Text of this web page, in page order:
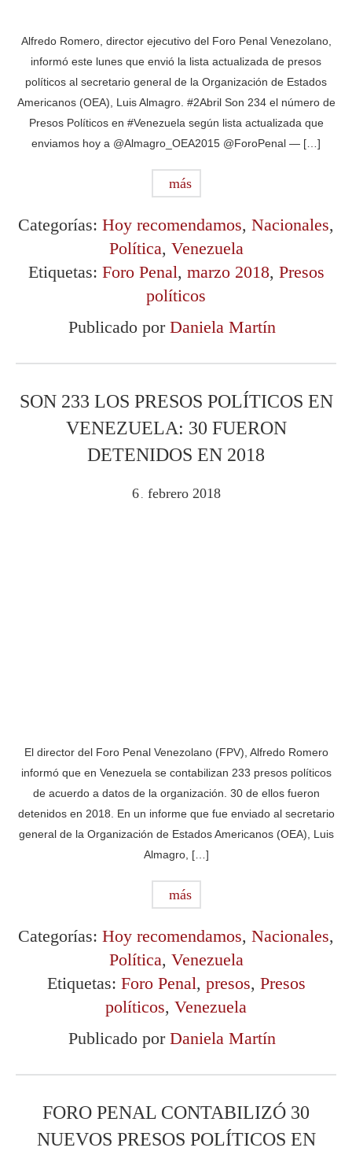
Alfredo Romero, director ejecutivo del Foro Penal Venezolano,
informó este lunes que envió la lista actualizada de presos
políticos al secretario general de la Organización de Estados
Americanos (OEA), Luis Almagro. #2Abril Son 234 el número de
Presos Políticos en #Venezuela según lista actualizada que
enviamos hoy a @Almagro_OEA2015 @ForoPenal — […]
más
Categorías: Hoy recomendamos, Nacionales,
Política, Venezuela
Etiquetas: Foro Penal, marzo 2018, Presos
políticos
Publicado por Daniela Martín
SON 233 LOS PRESOS POLÍTICOS EN
VENEZUELA: 30 FUERON
DETENIDOS EN 2018
6 . febrero 2018
El director del Foro Penal Venezolano (FPV), Alfredo Romero
informó que en Venezuela se contabilizan 233 presos políticos
de acuerdo a datos de la organización. 30 de ellos fueron
detenidos en 2018. En un informe que fue enviado al secretario
general de la Organización de Estados Americanos (OEA), Luis
Almagro, […]
más
Categorías: Hoy recomendamos, Nacionales,
Política, Venezuela
Etiquetas: Foro Penal, presos, Presos
políticos, Venezuela
Publicado por Daniela Martín
FORO PENAL CONTABILIZÓ 30
NUEVOS PRESOS POLÍTICOS EN